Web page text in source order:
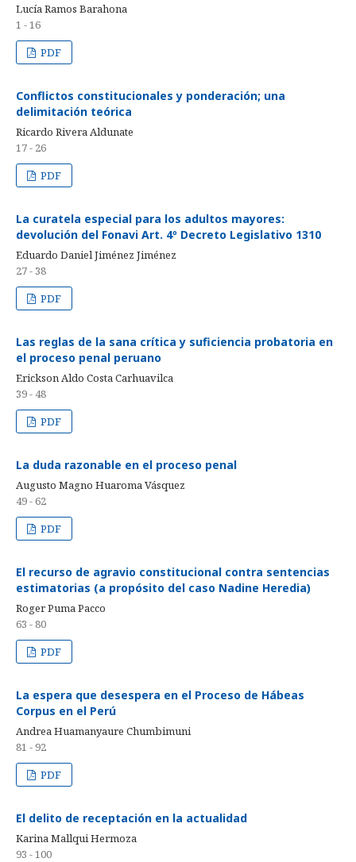
Lucía Ramos Barahona
1 - 16
PDF
Conflictos constitucionales y ponderación; una
delimitación teórica
Ricardo Rivera Aldunate
17 - 26
PDF
La curatela especial para los adultos mayores:
devolución del Fonavi Art. 4º Decreto Legislativo 1310
Eduardo Daniel Jiménez Jiménez
27 - 38
PDF
Las reglas de la sana crítica y suficiencia probatoria en
el proceso penal peruano
Erickson Aldo Costa Carhuavilca
39 - 48
PDF
La duda razonable en el proceso penal
Augusto Magno Huaroma Vásquez
49 - 62
PDF
El recurso de agravio constitucional contra sentencias
estimatorias (a propósito del caso Nadine Heredia)
Roger Puma Pacco
63 - 80
PDF
La espera que desespera en el Proceso de Hábeas
Corpus en el Perú
Andrea Huamanyaure Chumbimuni
81 - 92
PDF
El delito de receptación en la actualidad
Karina Mallqui Hermoza
93 - 100